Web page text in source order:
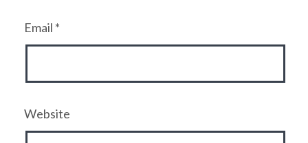
Email *
Website